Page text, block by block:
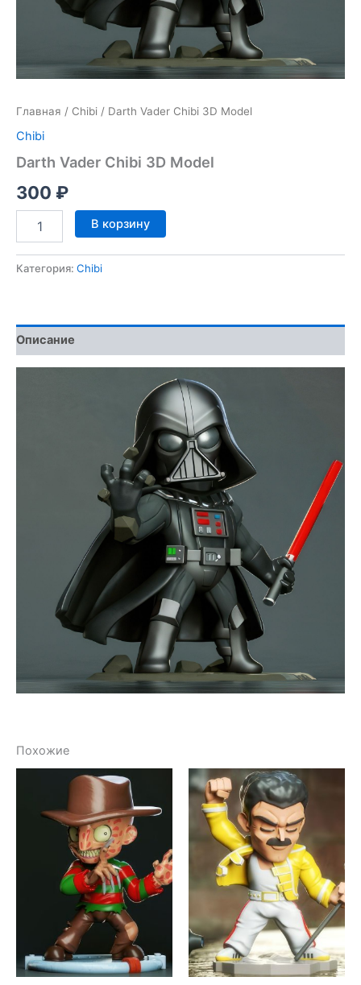
Главная / Chibi / Darth Vader Chibi 3D Model
Chibi
Darth Vader Chibi 3D Model
300 ₽
Количество
товара
Vader
В корзину
Категория: Chibi
Описание
Похожие